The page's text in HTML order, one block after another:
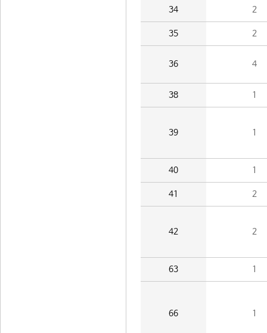
34 2
35 2
36 4
38 1
39 1
40 1
41 2
42 2
63 1
66 1